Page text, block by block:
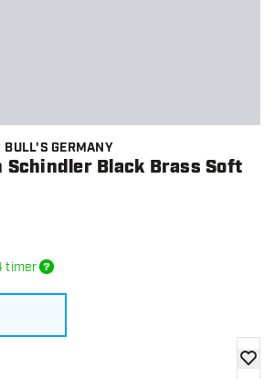
BULL'S GERMANY
Schindler Black Brass Soft
timer